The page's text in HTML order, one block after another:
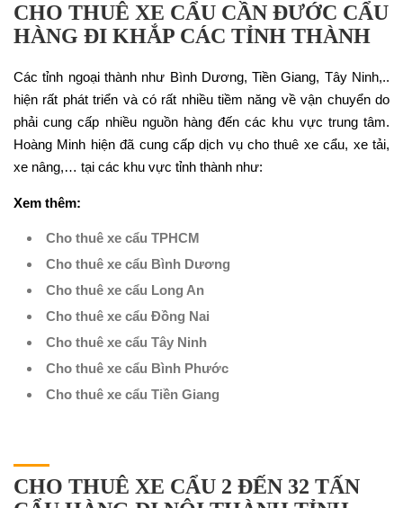
CHO THUÊ XE CẨU CẦN ĐƯỚC CẨU
HÀNG ĐI KHẮP CÁC TỈNH THÀNH
Các tỉnh ngoại thành như Bình Dương, Tiền Giang, Tây Ninh,..
hiện rất phát triển và có rất nhiều tiềm năng về vận chuyển do
phải cung cấp nhiều nguồn hàng đến các khu vực trung tâm.
Hoàng Minh hiện đã cung cấp dịch vụ cho thuê xe cẩu, xe tải,
xe nâng,… tại các khu vực tỉnh thành như:
Xem thêm:
Cho thuê xe cẩu TPHCM
Cho thuê xe cẩu Bình Dương
Cho thuê xe cẩu Long An
Cho thuê xe cẩu Đồng Nai
Cho thuê xe cẩu Tây Ninh
Cho thuê xe cẩu Bình Phước
Cho thuê xe cẩu Tiền Giang
CHO THUÊ XE CẨU 2 ĐẾN 32 TẤN